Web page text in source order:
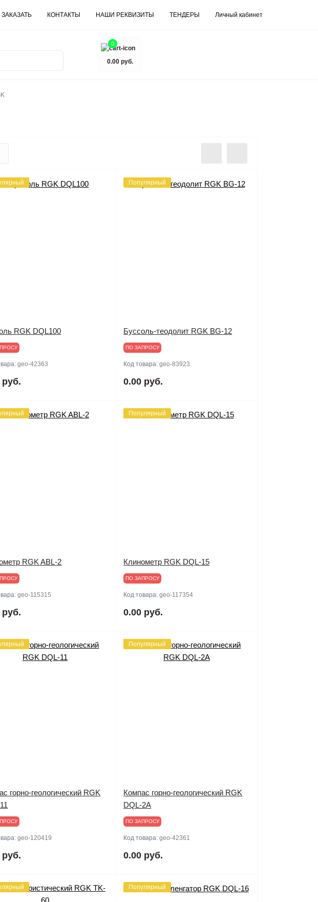
ЗАКАЗАТЬ КОНТАКТЫ НАШИ РЕКВИЗИТЫ ТЕНДЕРЫ Личный кабинет
0
0.00 руб.
RGK DQL100
geo-42363
руб.
Популярный
Буссоль-теодолит RGK BG-12
ПО ЗАПРОСУ
Код товара:geo-83923
0.00 руб.
RGK ABL-2
geo-115315
руб.
Популярный
Клинометр RGK DQL-15
ПО ЗАПРОСУ
Код товара:geo-117354
0.00 руб.
горно-геологический RGK
geo-120419
руб.
Популярный
Компас горно-геологический RGK
DQL-2A
ПО ЗАПРОСУ
Код товара:geo-42361
0.00 руб.
Популярный